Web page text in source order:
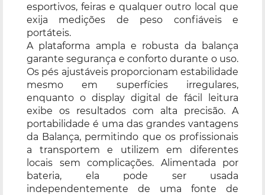
esportivos, feiras e qualquer outro local que
exija medições de peso confiáveis e
portáteis.
A plataforma ampla e robusta da balança
garante segurança e conforto durante o uso.
Os pés ajustáveis proporcionam estabilidade
mesmo em superfícies irregulares,
enquanto o display digital de fácil leitura
exibe os resultados com alta precisão. A
portabilidade é uma das grandes vantagens
da Balança, permitindo que os profissionais
a transportem e utilizem em diferentes
locais sem complicações. Alimentada por
bateria, ela pode ser usada
independentemente de uma fonte de